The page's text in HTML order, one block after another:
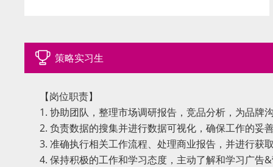
策略实习生
【岗位职责】
1. 协助团队，整理市场调研报告，竞品分析，为品牌
2. 负责数据的搜集并进行数据可视化，确保工作的妥
3. 准确执行相关工作流程、处理商业报告，并进行获
4. 保持积极的工作和学习态度，主动了解和学习广告